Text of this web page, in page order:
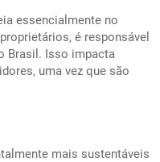
essencialmente no
é responsável
Brasil. Isso impacta
uma vez que são
mais sustentáveis